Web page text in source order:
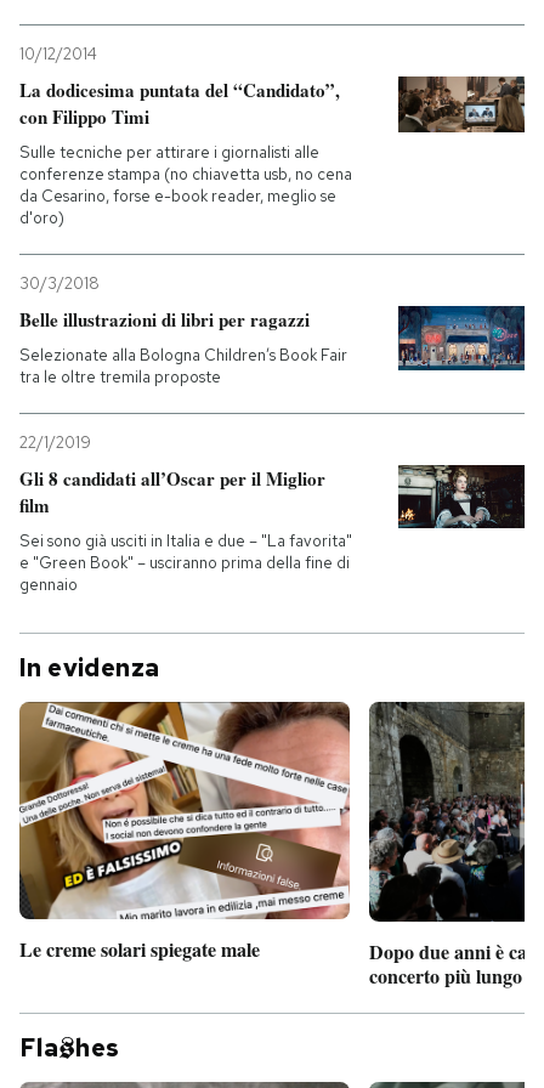
10/12/2014
La dodicesima puntata del “Candidato”,
con Filippo Timi
Sulle tecniche per attirare i giornalisti alle
conferenze stampa (no chiavetta usb, no cena
da Cesarino, forse e-book reader, meglio se
d'oro)
30/3/2018
Belle illustrazioni di libri per ragazzi
Selezionate alla Bologna Children’s Book Fair
tra le oltre tremila proposte
22/1/2019
Gli 8 candidati all’Oscar per il Miglior
film
Sei sono già usciti in Italia e due – "La favorita"
e "Green Book" – usciranno prima della fine di
gennaio
In evidenza
Le creme solari spiegate male
Dopo due anni è
concerto più lungo
Fla hes